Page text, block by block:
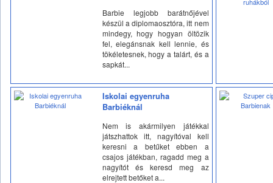
Barbie legjobb barátnőjével
készül a diplomaosztóra, itt nem
mindegy, hogy hogyan öltözik
fel, elegánsnak kell lennie, és
tökéletesnek, hogy a talárt, és a
sapkát...
Iskolai egyenruha
Barbiéknál
Nem is akármilyen játékkal
játszhattok itt, nagyítóval kell
keresni a betűket ebben a
csajos játékban, ragadd meg a
nagyítót és keresd meg az
elrejtett betőket a...